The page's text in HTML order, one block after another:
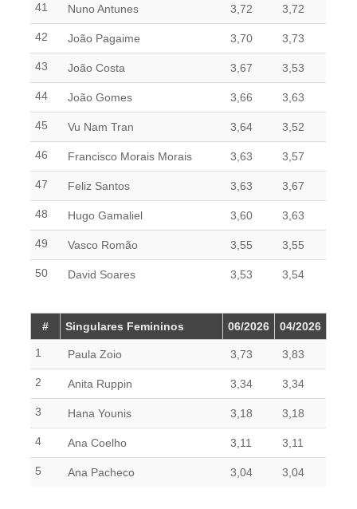
41 Nuno Antunes 3,72 3,72
42 João Pagaime 3,70 3,73
43 João Costa 3,67 3,53
44 João Gomes 3,66 3,63
45 Vu Nam Tran 3,64 3,52
46 Francisco Morais Morais 3,63 3,57
47 Feliz Santos 3,63 3,67
48 Hugo Gamaliel 3,60 3,63
49 Vasco Romão 3,55 3,55
50 David Soares 3,53 3,54
# Singulares Femininos 06/2026 04/2026
1 Paula Zoio 3,73 3,83
2 Anita Ruppin 3,34 3,34
3 Hana Younis 3,18 3,18
4 Ana Coelho 3,11 3,11
5 Ana Pacheco 3,04 3,04